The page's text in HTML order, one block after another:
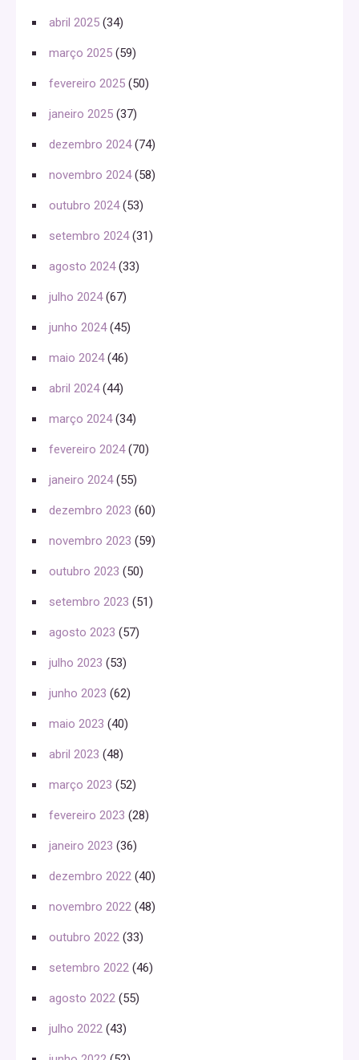
abril 2025 (34)
março 2025 (59)
fevereiro 2025 (50)
janeiro 2025 (37)
dezembro 2024(74)
novembro 2024(58)
outubro 2024(53)
setembro 2024(31)
agosto 2024(33)
julho 2024(67)
junho 2024(45)
maio 2024(46)
abril 2024(44)
março 2024(34)
fevereiro 2024(70)
janeiro 2024(55)
dezembro 2023 (60)
novembro 2023 (59)
outubro 2023 (50)
setembro 2023 (51)
agosto 2023 (57)
julho 2023 (53)
junho 2023 (62)
maio 2023 (40)
abril 2023 (48)
março 2023 (52)
fevereiro 2023 (28)
janeiro 2023 (36)
dezembro 2022 (40)
novembro 2022 (48)
outubro 2022 (33)
setembro 2022 (46)
agosto 2022 (55)
julho 2022 (43)